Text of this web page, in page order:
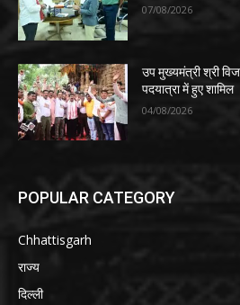
07/08/2026
उप मुख्यमंत्री श्री
पदयात्रा में हुए शामिल
04/08/2026
POPULAR CATEGORY
Chhattisgarh
राज्य
दिल्ली